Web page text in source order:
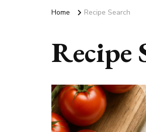
Home Recipe Search
Recipe